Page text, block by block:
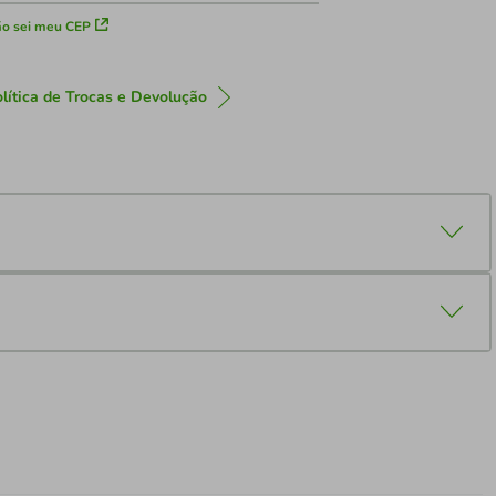
sei meu CEP
de Trocas e Devolução